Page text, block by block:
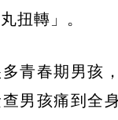
扭轉」。
青春期男孩
男孩痛到全